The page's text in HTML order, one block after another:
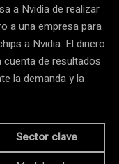
a Nvidia de realizar
a una empresa para
a Nvidia. El dinero
cuenta de resultados
la demanda y la
Sector clave